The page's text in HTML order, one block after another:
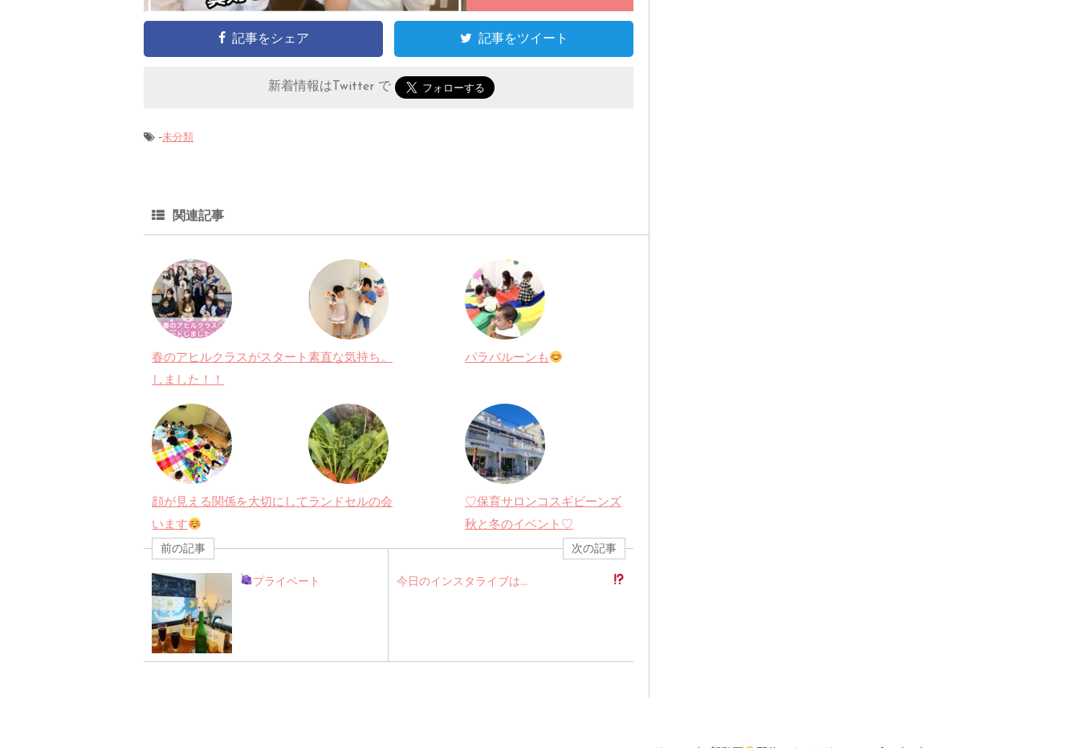
記事をシェア 記事をツイート
新着情報はTwitter で
-未分類
関連記事
春のアヒルクラスがスタート
しました！！
素直な気持ち。 パラバルーンも
顔が見える関係を大切にして
います
ランドセルの会
♡保育サロンコスギビーンズ
秋と冬のイベント♡
前の記事
プライベート
次の記事
今日のインスタライブは…